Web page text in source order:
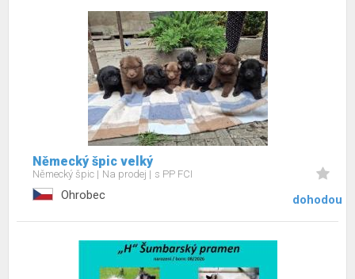
Německý špic velký
Německý špic Na prodej s PP FCI
Ohrobec dohodou